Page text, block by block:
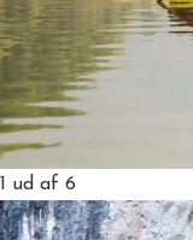
1 ud af 6